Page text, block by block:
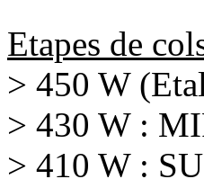
Etapes de
> 450 W
> 430 W :
> 410 W :